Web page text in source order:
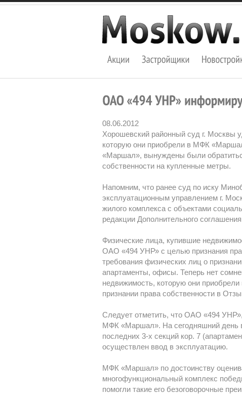
08.06.2012
Хорошевский районный суд г. Москвы
которую они приобрели в МФК
«Маршал», вынуждены были
собственности на купленные метры.
Напомним, что ранее суд по иску
эксплуатационным управлением г.
жилого комплекса с объектами
редакции Дополнительного
Физические лица, купившие
ОАО «494 УНР» с целью признания
требования физических лиц о
апартаменты, офисы. Теперь нет
недвижимость, которую они
признании права собственности в
Следует отметить, что ОАО «494
МФК «Маршал». На сегодняшний день
последних 3-х секций кор. 7
осуществлен ввод в эксплуатацию.
МФК «Маршал» по достоинству
многофункциональный комплекс
помогли такие его безоговорочные